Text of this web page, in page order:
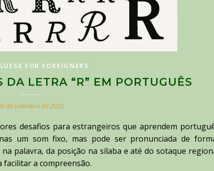
FOR FOREIGNERS
DA LETRA “R” EM PORTUGUÊS
de setembro de 2025
desafios para estrangeiros que aprendem
um som fixo, mas pode ser pronunciada de
palavra, da posição na sílaba e até do sotaque
facilitar a compreensão.